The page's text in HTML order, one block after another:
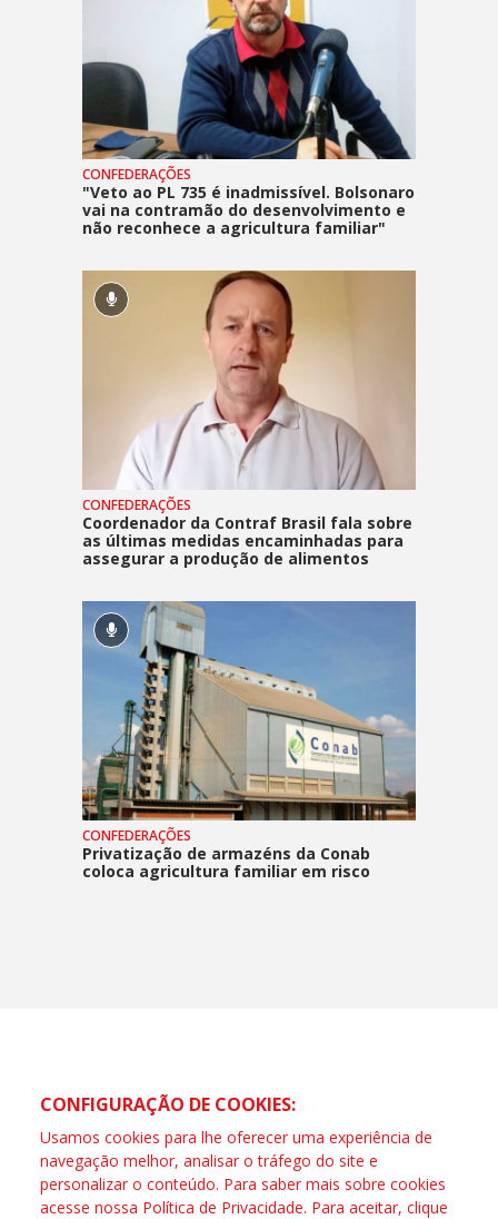
CONFEDERAÇÕES
"Veto ao PL 735 é inadmissível. Bolsonaro
vai na contramão do desenvolvimento e
não reconhece a agricultura familiar"
CONFEDERAÇÕES
Coordenador da Contraf Brasil fala sobre
as últimas medidas encaminhadas para
assegurar a produção de alimentos
CONFEDERAÇÕES
Privatização de armazéns da Conab
coloca agricultura familiar em risco
CONFIGURAÇÃO DE COOKIES:
Usamos cookies para lhe oferecer uma experiência de
navegação melhor, analisar o tráfego do site e
personalizar o conteúdo. Para saber mais sobre cookies
acesse nossa Política de Privacidade. Para aceitar, clique